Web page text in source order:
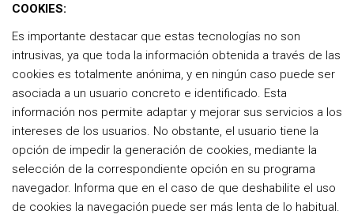
COOKIES:
Es importante destacar que estas tecnologías no son
intrusivas, ya que toda la información obtenida a través de las
cookies es totalmente anónima, y en ningún caso puede ser
asociada a un usuario concreto e identificado. Esta
información nos permite adaptar y mejorar sus servicios a los
intereses de los usuarios. No obstante, el usuario tiene la
opción de impedir la generación de cookies, mediante la
selección de la correspondiente opción en su programa
navegador. Informa que en el caso de que deshabilite el uso
de cookies la navegación puede ser más lenta de lo habitual.